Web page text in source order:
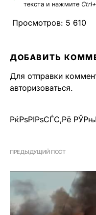
текста и нажмите
Просмотров: 5 610
ДОБАВИТЬ
Для отправки
авторизоваться.
РќРѕРІРѕСЃС‚Рё
ПРЕДЫДУЩИЙ ПОСТ